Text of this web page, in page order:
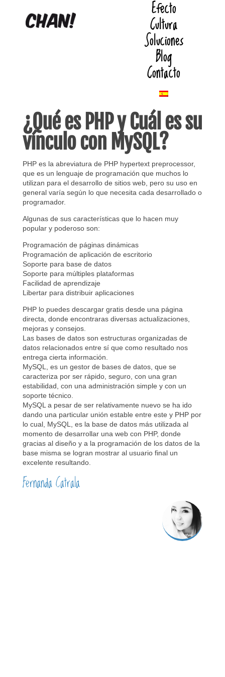
Efecto
Cultura
Soluciones
Blog
Contacto
¿Qué es PHP y Cuál es su
vínculo con MySQL?
PHP es la abreviatura de PHP hypertext preprocessor,
que es un lenguaje de programación que muchos lo
utilizan para el desarrollo de sitios web, pero su uso en
general varía según lo que necesita cada desarrollado o
programador.
Algunas de sus características que lo hacen muy
popular y poderoso son:
Programación de páginas dinámicas
Programación de aplicación de escritorio
Soporte para base de datos
Soporte para múltiples plataformas
Facilidad de aprendizaje
Libertar para distribuir aplicaciones
PHP lo puedes descargar gratis desde una página
directa, donde encontraras diversas actualizaciones,
mejoras y consejos.
Las bases de datos son estructuras organizadas de
datos relacionados entre sí que como resultado nos
entrega cierta información.
MySQL, es un gestor de bases de datos, que se
caracteriza por ser rápido, seguro, con una gran
estabilidad, con una administración simple y con un
soporte técnico.
MySQL a pesar de ser relativamente nuevo se ha ido
dando una particular unión estable entre este y PHP por
lo cual, MySQL, es la base de datos más utilizada al
momento de desarrollar una web con PHP, donde
gracias al diseño y a la programación de los datos de la
base misma se logran mostrar al usuario final un
excelente resultando.
Fernanda Catrala